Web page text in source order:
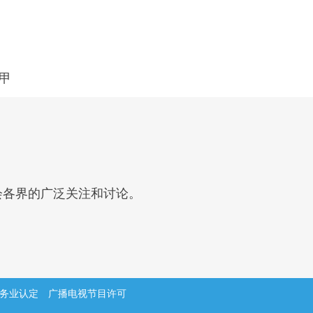
界的广泛关注和讨论。
业认定 广播电视节目许可